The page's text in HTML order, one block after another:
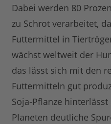
Dabei werden 80
zu Schrot verarbeitet,
Futtermittel in
wächst weltweit der
das lässt sich mit den
Futtermitteln gut
Soja-Pflanze
Planeten deutliche